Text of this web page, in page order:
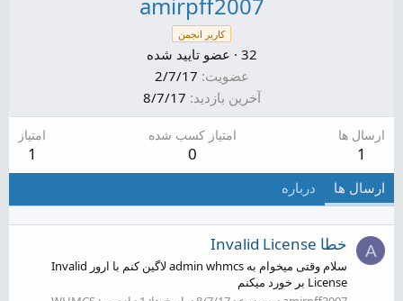
کاربر انجمن
عضو تایید شده · 32
عضویت 2/7/17
آخرین بازدید 8/7/17
ارسال ها
1
امتیاز کسب شده
0
امتیاز
1
ارسال ها درباره
A خطا Invalid License
سلام وقتی میخوام به admin whmcs لاگین کنم با ارور Invalid
License بر خورد میکنم